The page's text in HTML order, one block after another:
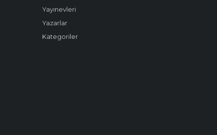
Yayınevleri
Yazarlar
Kategoriler